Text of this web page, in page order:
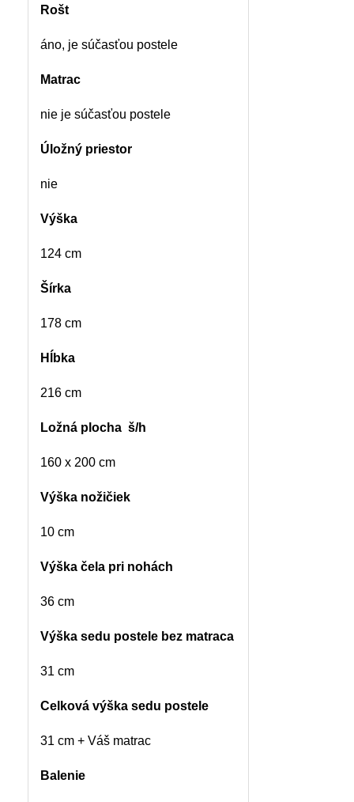
Rošt
áno, je súčasťou postele
Matrac
nie je súčasťou postele
Úložný priestor
nie
Výška
124 cm
Šírka
178 cm
Hĺbka
216 cm
Ložná plocha š/h
160 x 200 cm
Výška nožičiek
10 cm
Výška čela pri nohách
36 cm
Výška sedu postele bez matraca
31 cm
Celková výška sedu postele
31 cm + Váš matrac
Balenie